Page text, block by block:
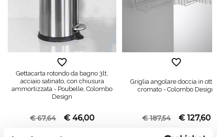
Gettacarta rotondo da bagno 3lt,
acciaio satinato, con chiusura
ammortizzata - Poubelle, Colombo
Design
€ 67,64 € 46,00
Griglia angolare doccia in
cromato - Colombo Design
€ 187,54 € 127,60